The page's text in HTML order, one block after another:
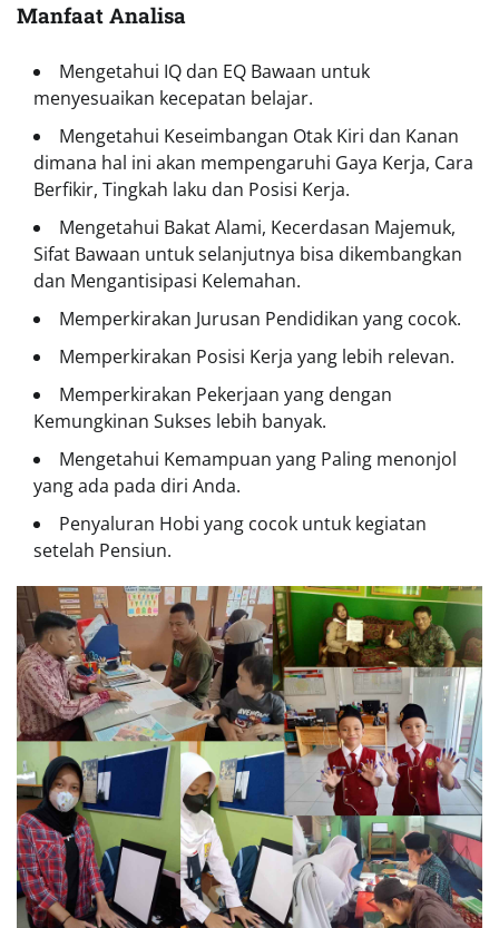
Manfaat Analisa
Mengetahui IQ dan EQ Bawaan untuk
menyesuaikan kecepatan belajar.
Mengetahui Keseimbangan Otak Kiri dan Kanan
dimana hal ini akan mempengaruhi Gaya Kerja, Cara
Berfikir, Tingkah laku dan Posisi Kerja.
Mengetahui Bakat Alami, Kecerdasan Majemuk,
Sifat Bawaan untuk selanjutnya bisa dikembangkan
dan Mengantisipasi Kelemahan.
Memperkirakan Jurusan Pendidikan yang cocok.
Memperkirakan Posisi Kerja yang lebih relevan.
Memperkirakan Pekerjaan yang dengan
Kemungkinan Sukses lebih banyak.
Mengetahui Kemampuan yang Paling menonjol
yang ada pada diri Anda.
Penyaluran Hobi yang cocok untuk kegiatan
setelah Pensiun.